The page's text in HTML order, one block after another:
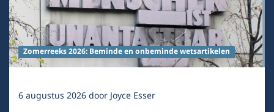
Zomerreeks 2026: Beminde en onbeminde wetsartikelen
6 augustus 2026doorJoyce Esser